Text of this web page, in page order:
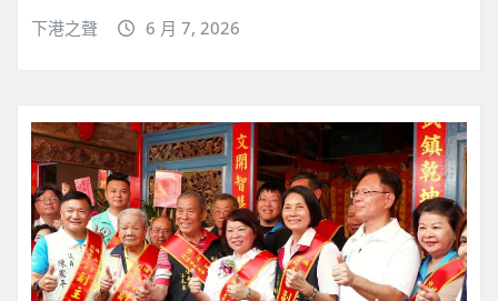
下港之聲 6 月 7, 2026